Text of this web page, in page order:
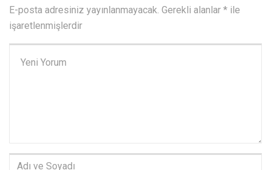
E-posta adresiniz yayınlanmayacak. Gerekli alanlar * ile
işaretlenmişlerdir
Adı